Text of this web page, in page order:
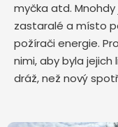
myčka atd.
zastaralé a místo
požírači energie.
nimi, aby byla jejich
dráž, než nový